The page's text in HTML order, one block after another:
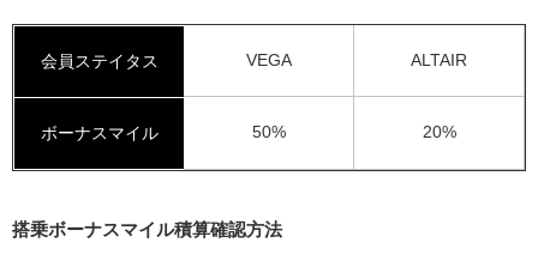
会員ステイタス VEGA ALTAIR
ボーナスマイル 50% 20%
搭乗ボーナスマイル積算確認方法